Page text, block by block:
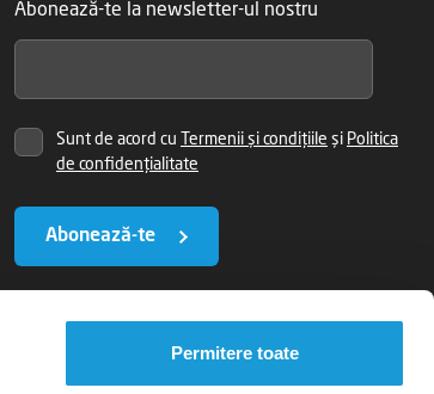
Permitere toate
Abonează-te la newsletter-ul nostru
Sunt de acord cu Termenii și condițiile și Politica
de confidențialitate
Abonează-te